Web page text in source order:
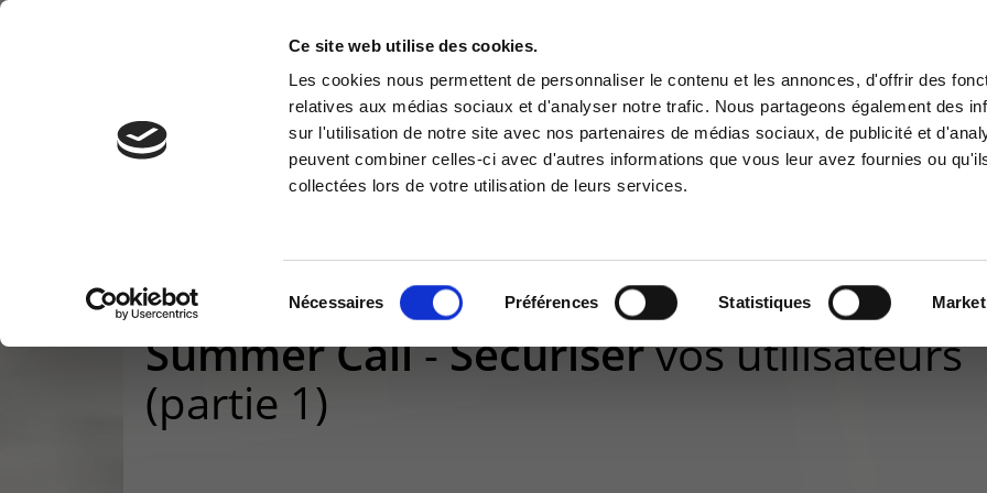
Ce site web utilise des cookies.
Les cookies nous permettent de personnaliser le contenu et les annonces, d'offrir des
relatives aux médias sociaux et d'analyser notre trafic. Nous partageons également des
sur l'utilisation de notre site avec nos partenaires de médias sociaux, de publicité et
peuvent combiner celles-ci avec d'autres informations que vous leur avez fournies ou
collectées lors de votre utilisation de leurs services.
Nécessaires Préférences Statistiques
Contact-us
Information request
You have a question ? Need
+32(0)800 12 512
info-cpld@keyes.eu
Customer area
Access to the information area
Customer area
Services Center
+32(0)800/12.712 (Fr)
+32(0)800/12.812 (Nl)
support-cpld@keyes.eu
BUSINESS APP GOUVERNANCE
Summer Call-Sécuriservos utilisateurs
(partie 1)